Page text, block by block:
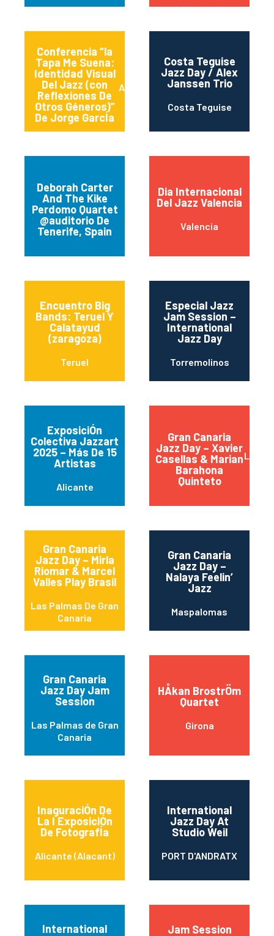
Conferencia “la
Tapa Me Suena:
Identidad Visual
Del Jazz (con
Reflexiones De
Otros Géneros)”
De Jorge GarcÍa
Alicante (Alacant)
Costa Teguise
Jazz Day / Alex
Janssen Trio
Costa Teguise
Deborah Carter
And The Kike
Perdomo Quartet
@auditorio De
Tenerife, Spain
Santa Cruz de
Dia Internacional
Del Jazz Valencia
Valencia
Encuentro Big
Bands: Teruel Y
Calatayud
(zaragoza)
Teruel
Especial Jazz
Jam Session –
International
Jazz Day
Torremolinos
ExposiciÓn
Colectiva Jazzart
2025 – Más De 15
Artistas
Alicante
Gran Canaria
Jazz Day – Xavier
Casellas & Marian
Barahona
Quinteto
Las
Gran Canaria
Jazz Day – Mirla
Riomar & Marcel
Valles Play Brasil
Las Palmas De Gran
Canaria
Gran Canaria
Jazz Day –
Nalaya Feelin’
Jazz
Maspalomas
Gran Canaria
Jazz Day Jam
Session
Las Palmas de Gran
Canaria
HÅkan BrostrÖm
Quartet
Girona
InaguraciÓn De
La I ExposiciÓn
De FotografÍa
Alicante (Alacant)
International
Jazz Day At
Studio Weil
PORT D'ANDRATX
International
Jam Session